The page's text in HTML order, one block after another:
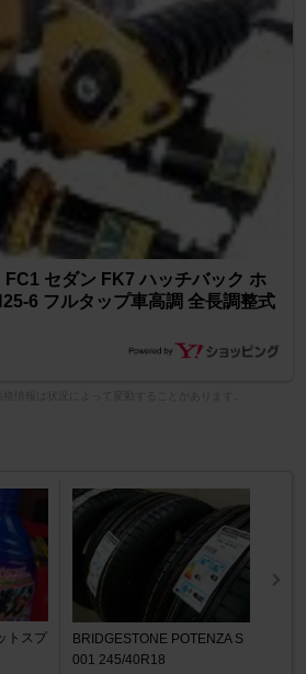
セダン FK7 ハッチバック ホ
6 フルタップ車高調 全長調整式
トスプ
BRIDGESTONE POTENZA S
001 245/40R18